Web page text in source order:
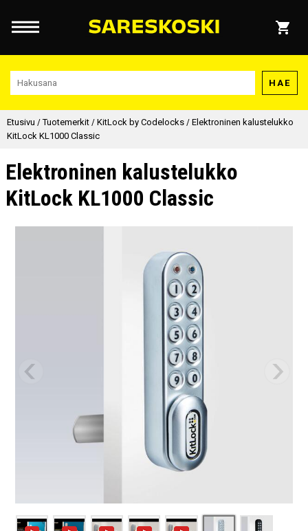
HAE
Etusivu /Tuotemerkit / KitLock by Codelocks / Elektroninen kalustelukko
KitLock KL1000 Classic
Elektroninen kalustelukko
KitLock KL1000 Classic